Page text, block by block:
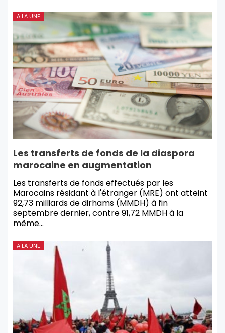
A LA UNE
Les transferts de fonds de la diaspora
marocaine en augmentation
Les transferts de fonds effectués par les
Marocains résidant à l'étranger (MRE) ont atteint
92,73 milliards de dirhams (MMDH) à fin
septembre dernier, contre 91,72 MMDH à la
même…
A LA UNE